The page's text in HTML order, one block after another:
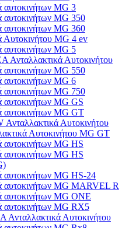
αυτοκινήτων MG 3
αυτοκινήτων MG 350
αυτοκινήτων MG 360
Αυτοκινήτου MG 4 ev
αυτοκινήτων MG 5
Αυτοκινήτου
αυτοκινήτων MG 550
αυτοκινήτων MG 6
αυτοκινήτων MG 750
αυτοκινήτων MG GS
αυτοκινήτων MG GT
Αυτοκινήτου
Αυτοκινήτου MG GT
αυτοκινήτων MG HS
αυτοκινήτων MG HS
αυτοκινήτων MG HS-24
αυτοκινήτων MG MARVEL R
αυτοκινήτων MG ONE
αυτοκινήτων MG RX5
Αυτοκινήτου